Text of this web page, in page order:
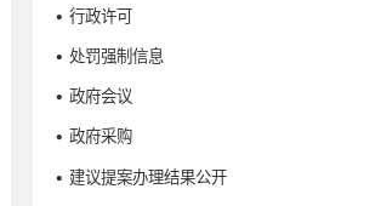
• 行政许可
• 处罚强制信息
• 政府会议
• 政府采购
• 建议提案办理结果公开